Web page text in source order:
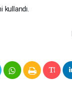
kullandı.